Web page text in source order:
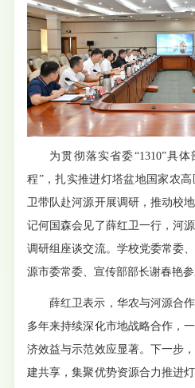
为贯彻落实省委“1310”具
程”，扎实推进灯塔盆地国家农
卫带队赴河源开展调研，推动校
记何国森会见了薛红卫一行，河
调研组座谈交流。学校党委常委
源市委常委、宣传部部长谢春艳参
薛红卫表示，华农与河源合
多年来持续深化市地战略合作，
济效益与示范效应显著。下一步
建共享，集聚优势资源合力推进